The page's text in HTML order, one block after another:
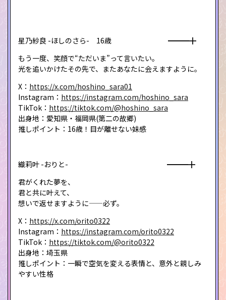
星乃紗良 -ほしのさら- 16歳 ━━━╋
もう一度、笑顔で“ただいま”って言いたい。
光を追いかけたその先で、またあなたに会えますように。
X： https://x.com/hoshino_sara01
Instagram： https://instagram.com/hoshino_sara
TikTok： https://tiktok.com/@hoshino_sara
出身地：愛知県・福岡県(第二の故郷)
推しポイント：16歳！目が離せない妹感
織莉叶 -おりと- ━━━╋
君がくれた夢を、
君と共に叶えて、
想いで返せますように——必ず。
X： https://x.com/orito0322
Instagram： https://instagram.com/orito0322
TikTok： https://tiktok.com/@orito0322
出身地：埼玉県
推しポイント：一瞬で空気を変える表情と、意外と親しみ
やすい性格